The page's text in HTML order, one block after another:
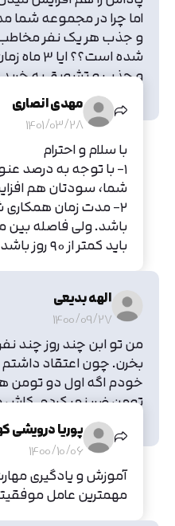
اما چرا در مجموعه شما
شده
و جذب و تشویق به
(همواره موفق و پیروز
مهدی انصاری
1401/03/28
با سلام و احترام
۱- با توجه به درصد
شما، سودتان هم
۲- مدت زمان
باشد. ولی فاصله بین
باید کمتر از ۹۰ روز باشد.
الهه بدیعی
1400/09/27
من تو ابن چند روز چند
بخرن. چون اعتقاد
خودم اگه اول دو تومن
تومن ضرر نمیکردم. کاش
قانع کردن پول هم
پوریا درویشی
1400/10/06
آموزش و یادگیری
مهمترین عامل